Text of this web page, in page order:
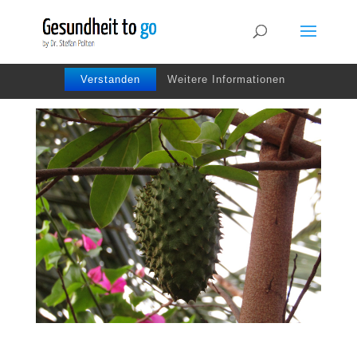
Wir benutzen Cookies um die Nutzerfreundlichkeit
der Webseite zu verbessen. Durch Deinen Besuch
Verstanden Weitere Informationen